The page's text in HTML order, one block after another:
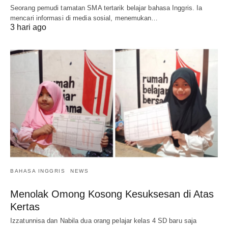
Seorang pemudi tamatan SMA tertarik belajar bahasa Inggris. Ia
mencari informasi di media sosial, menemukan…
3 hari ago
BAHASA INGGRIS NEWS
Menolak Omong Kosong Kesuksesan di Atas
Kertas
Izzatunnisa dan Nabila dua orang pelajar kelas 4 SD baru saja